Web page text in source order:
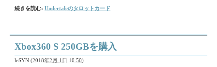
続きを読む: Undertaleのタロットカード
Xbox360 S 250GBを購入
leSYN (2018年2月 1日 10:50)